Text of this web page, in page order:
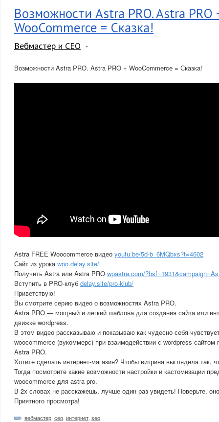
Возможности Astra PRO. Astra PRO
WooCommerce = Сказка!
Вебмастер и СЕО
Возможности Astra PRO. Astra PRO + WooCommerce = Сказка!
Astra FREE Woocommerce видео youtu.be/5d-b_6MQbxs?t=4602
Сайт из урокаwoo.delay.site/
Получить Astra или Astra PRO wpastra.com/
Вступить в PRO-клуб delay.site/pro-klub/
Приветствую!
Вы смотрите серию видео о возможностях Astra PRO.
Astra PRO — мощный и легкий шаблона для создания сайта или
движке wordpress.
В этом видео рассказываю и показываю как чудесно себя
woocommerce (вукоммерс) при взаимодействии с wordpress
Astra PRO.
Хотите сделать интернет-магазин? Чтобы витрина выглядела так,
Тогда посмотрите какие возможности настройки и кастомизации
woocommerce для astra pro.
В 2х словах не расскажешь, лучше один раз увидеть! Поверьте,
Приятного просмотра!
вебмастер сео интернет seo